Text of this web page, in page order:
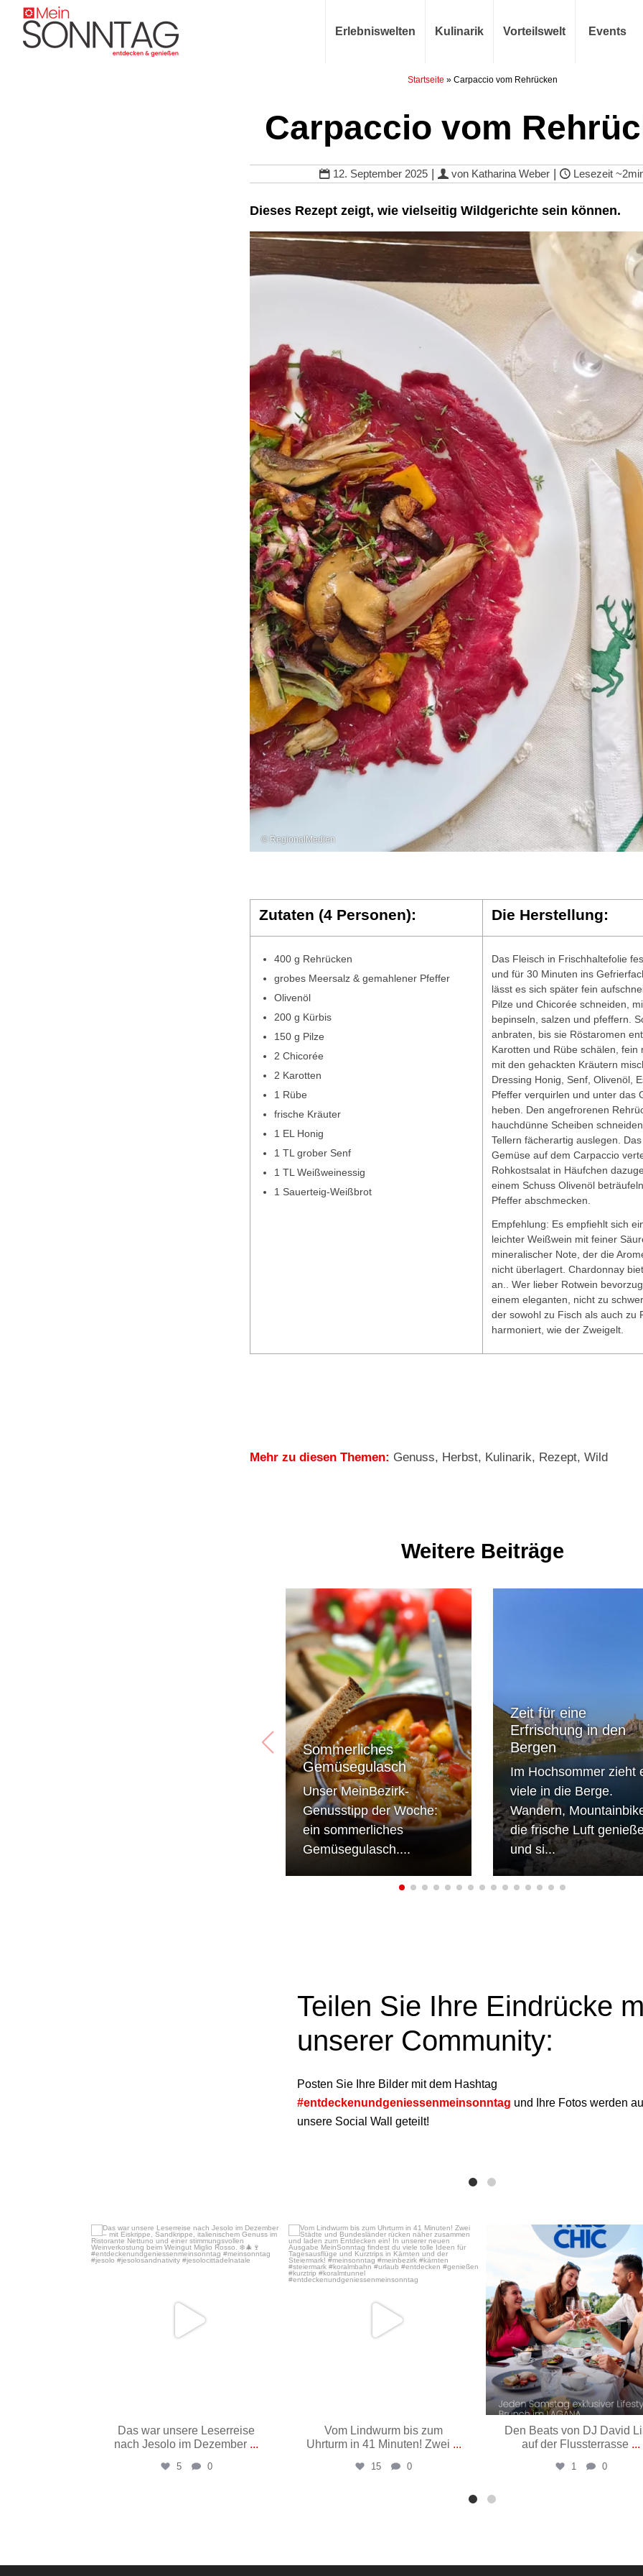
Erlebniswelten Kulinarik Vorteilswelt Events
Startseite » Carpaccio vom Rehrücken
Carpaccio vom
12. September 2025 | von Katharina Weber | Lesezeit
Dieses Rezept zeigt, wie vielseitig Wildgerichte sein können.
© RegionalMedien
Zutaten (4 Personen): Die Herstellung:
400 g Rehrücken
grobes Meersalz & gemahlener Pfeffer
Olivenöl
200 g Kürbis
150 g Pilze
2 Chicorée
2 Karotten
1 Rübe
frische Kräuter
1 EL Honig
1 TL grober Senf
1 TL Weißweinessig
1 Sauerteig-Weißbrot
Das Fleisch in Frischhaltefolie
und für 30 Minuten ins
lässt es sich später fein
Pilze und Chicorée schneiden,
bepinseln, salzen und pfeffern.
anbraten, bis sie Röstaromen
Karotten und Rübe schälen, fein
mit den gehackten Kräutern
Dressing Honig, Senf, Olivenöl,
Pfeffer verquirlen und unter das
heben. Den angefrorenen
hauchdünne Scheiben
Tellern fächerartig auslegen.
Gemüse auf dem Carpaccio
Rohkostsalat in Häufchen
einem Schuss Olivenöl
Pfeffer abschmecken.
Empfehlung: Es empfiehlt sich
leichter Weißwein mit feiner
mineralischer Note, der die
nicht überlagert. Chardonnay
an.. Wer lieber Rotwein
einem eleganten, nicht zu
der sowohl zu Fisch als auch zu
harmoniert, wie der Zweigelt.
Mehr zu diesen Themen: Genuss, Herbst, Kulinarik, Rezept, Wild
Weitere Beiträge
Sommerliches
Gemüsegulasch
Unser MeinBezirk-
Genusstipp der Woche:
ein sommerliches
Gemüsegulasch....
Zeit für eine
Erfrischung in den
Bergen
Im Hochsommer zieht
viele in die Berge.
Wandern,
die frische Luft
und si...
Teilen Sie Ihre Eindrücke
unserer Community:
Posten Sie Ihre Bilder mit dem Hashtag
#entdeckenundgeniessenmeinsonntag und Ihre Fotos werden
unsere Social Wall geteilt!
Dez. 16
Das war unsere Leserreise
nach Jesolo im Dezember ...
5 0
Nov. 17
Vom Lindwurm bis zum
Uhrturm in 41 Minuten! Zwei ...
15 0
Mai 29
Den Beats von DJ David
auf der Flussterrasse ...
1 0